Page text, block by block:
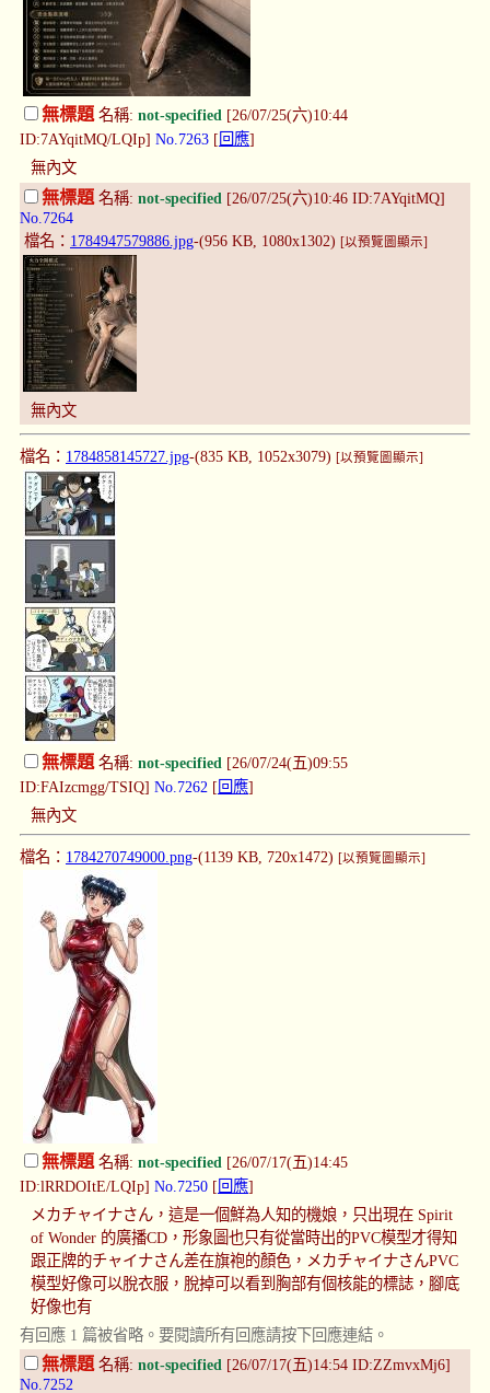
無標題名稱: not-specified [26/07/25(六)10:44
ID:7AYqitMQ/LQIp] No.7263 [ 回應]
無內文
無標題名稱: not-specified [26/07/25(六)10:46 ID:7AYqitMQ]
No.7264
檔名： 1784947579886.jpg-(956 KB, 1080x1302) [以預覽圖顯示]
無內文
檔名： 1784858145727.jpg-(835 KB, 1052x3079) [以預覽圖顯示]
無標題名稱: not-specified [26/07/24(五)09:55
ID:FAIzcmgg/TSIQ] No.7262 [ 回應]
無內文
檔名： 1784270749000.png-(1139 KB, 720x1472) [以預覽圖顯示]
無標題名稱: not-specified [26/07/17(五)14:45
ID:lRRDOItE/LQIp] No.7250 [ 回應]
メカチャイナさん，這是一個鮮為人知的機娘，只出現在 Spirit
of Wonder 的廣播CD，形象圖也只有從當時出的PVC模型才得知
跟正牌的チャイナさん差在旗袍的顏色，メカチャイナさんPVC
模型好像可以脫衣服，脫掉可以看到胸部有個核能的標誌，腳底
好像也有
有回應 1 篇被省略。要閱讀所有回應請按下回應連結。
無標題 名稱: not-specified [26/07/17(五)14:54 ID:ZZmvxMj6]
No.7252